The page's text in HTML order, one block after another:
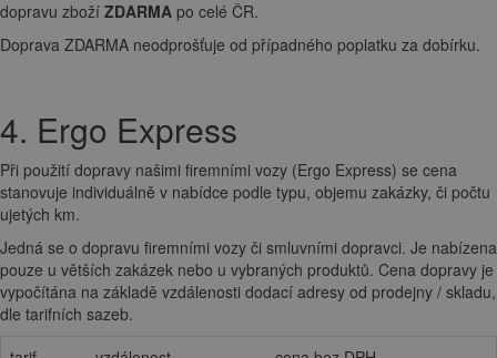
dopravu zboží ZDARMA po celé ČR.
Doprava ZDARMA neodprošťuje od případného poplatku za dobírku.
4. Ergo Express
Při použití dopravy našimi firemními vozy (Ergo Express) se cena
stanovuje individuálně v nabídce podle typu, objemu zakázky, či počtu
ujetých km.
Jedná se o dopravu firemními vozy či smluvními dopravci. Je nabízena
pouze u větších zakázek nebo u vybraných produktů. Cena dopravy je
vypočítána na základě vzdálenosti dodací adresy od prodejny / skladu,
dle tarifních sazeb.